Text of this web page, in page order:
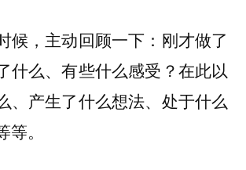
候，主动回顾一下：刚才做了
什么、有些什么感受？在此以
、产生了什么想法、处于什么
。